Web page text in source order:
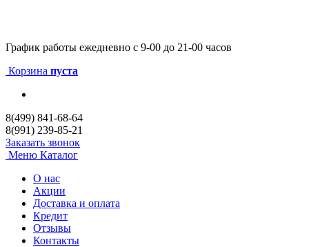
График работы ежедневно с 9-00 до 21-00 часов
Корзина пуста
8(499) 841-68-64
8(991) 239-85-21
Заказать звонок
Меню Каталог
О нас
Акции
Доставка и оплата
Кредит
Отзывы
Контакты